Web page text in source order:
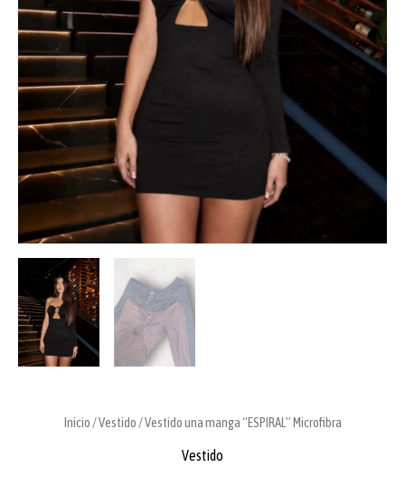
Inicio/Vestido/ Vestido una manga “ESPIRAL” Microfibra
Vestido